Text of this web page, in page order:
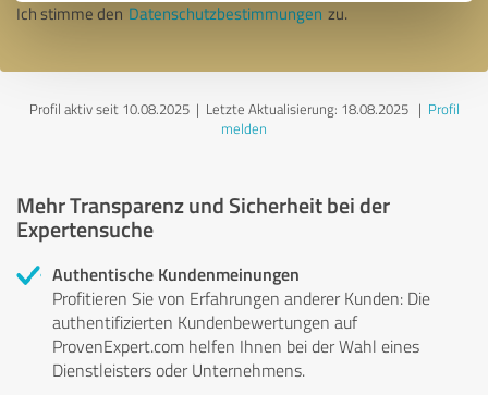
Ich stimme den Datenschutzbestimmungen zu.
Profil aktiv seit 10.08.2025 | Letzte Aktualisierung: 18.08.2025| Profil
melden
Mehr Transparenz und Sicherheit bei der
Expertensuche
Authentische Kundenmeinungen
Profitieren Sie von Erfahrungen anderer Kunden: Die
authentifizierten Kundenbewertungen auf
ProvenExpert.com helfen Ihnen bei der Wahl eines
Dienstleisters oder Unternehmens.